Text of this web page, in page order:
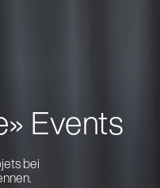
» Events
bei